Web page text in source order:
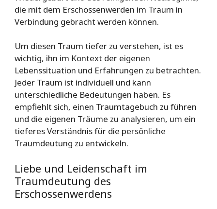
die mit dem Erschossenwerden im Traum in
Verbindung gebracht werden können.
Um diesen Traum tiefer zu verstehen, ist es
wichtig, ihn im Kontext der eigenen
Lebenssituation und Erfahrungen zu betrachten.
Jeder Traum ist individuell und kann
unterschiedliche Bedeutungen haben. Es
empfiehlt sich, einen Traumtagebuch zu führen
und die eigenen Träume zu analysieren, um ein
tieferes Verständnis für die persönliche
Traumdeutung zu entwickeln.
Liebe und Leidenschaft im
Traumdeutung des
Erschossenwerdens